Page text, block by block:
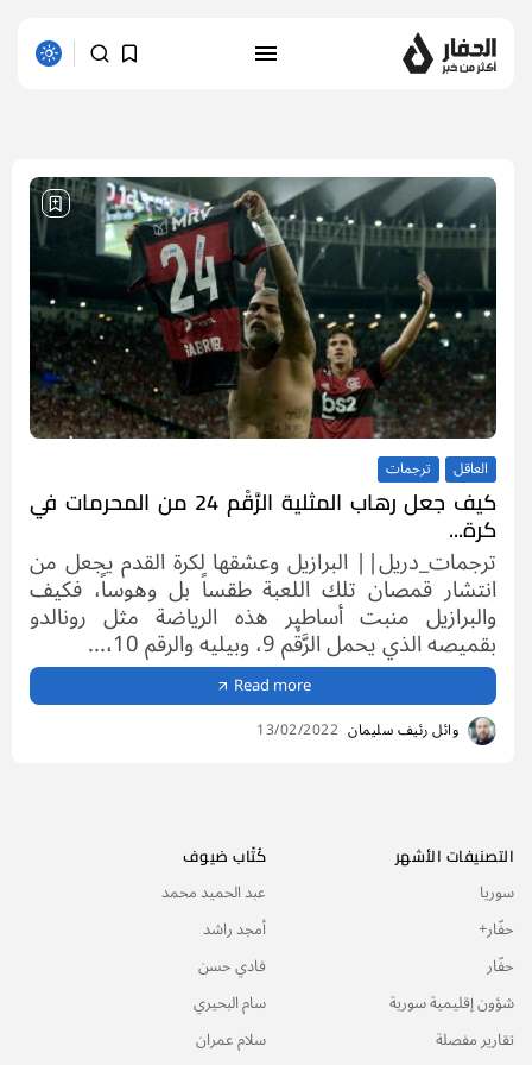
العاقل ترجمات
كيف جعل رهاب المثلية الرَّقْم 24 من المحرمات في
كرة...
ترجمات_دريل|| البرازيل وعشقها لكرة القدم يجعل من
انتشار قمصان تلك اللعبة طقساً بل وهوساً، فكيف
والبرازيل منبت أساطير هذه الرياضة مثل رونالدو
بقميصه الذي يحمل الرَّقْم 9، وبيليه والرقم 10،...
Read more
وائل رئيف سليمان 13/02/2022
التصنيفات الأشهر
سوريا
حفّار+
حفّار
شؤون إقليمية سورية
تقارير مفصلة
كُتّاب ضيوف
عبد الحميد محمد
أمجد راشد
فادي حسن
سام البحيري
سلام عمران